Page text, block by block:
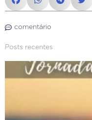
comentário
Posts recentes